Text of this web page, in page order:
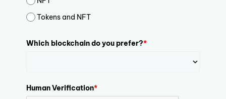
Tokens and NFT
Which blockchain do you prefer?*
Human Verification*